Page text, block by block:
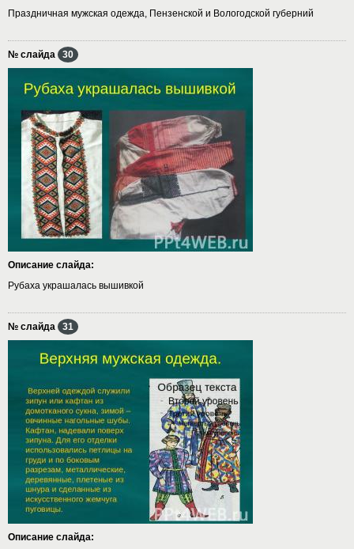
Праздничная мужская одежда, Пензенской и Вологодской губерний
№ слайда 30
Описание слайда:
Рубаха украшалась вышивкой
№ слайда 31
Описание слайда: